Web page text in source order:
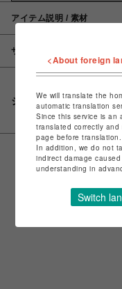
アイテム説明 / 素材
サイズ
シェアする
<About foreign
We will translate the
automatic translation
Since this service is an
translated correctly
page before translation.
In addition, we do not
indirect damage
understanding in
Switch